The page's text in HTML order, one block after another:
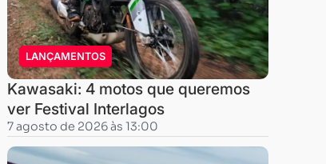
LANÇAMENTOS
Kawasaki: 4 motos que queremos
ver Festival Interlagos
7 agosto de 2026 às 13:00